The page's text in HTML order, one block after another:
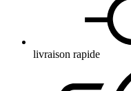
livraison rapide